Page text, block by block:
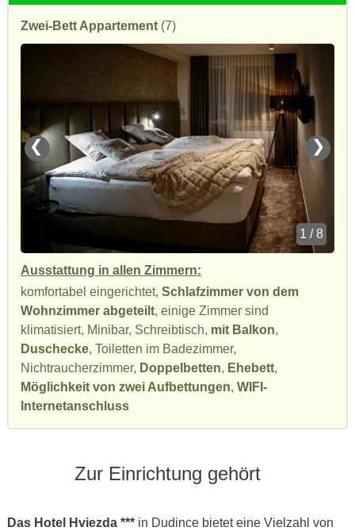
Zwei-Bett Appartement (7)
❮ ❯
1 / 8
Ausstattung in allen Zimmern:
komfortabel eingerichtet, Schlafzimmer von dem
Wohnzimmer abgeteilt, einige Zimmer sind
klimatisiert, Minibar, Schreibtisch, mit Balkon,
Duschecke, Toiletten im Badezimmer,
Nichtraucherzimmer, Doppelbetten, Ehebett,
Möglichkeit von zwei Aufbettungen, WIFI-
Internetanschluss
Zur Einrichtung gehört
Das Hotel Hviezda *** in Dudince bietet eine Vielzahl von